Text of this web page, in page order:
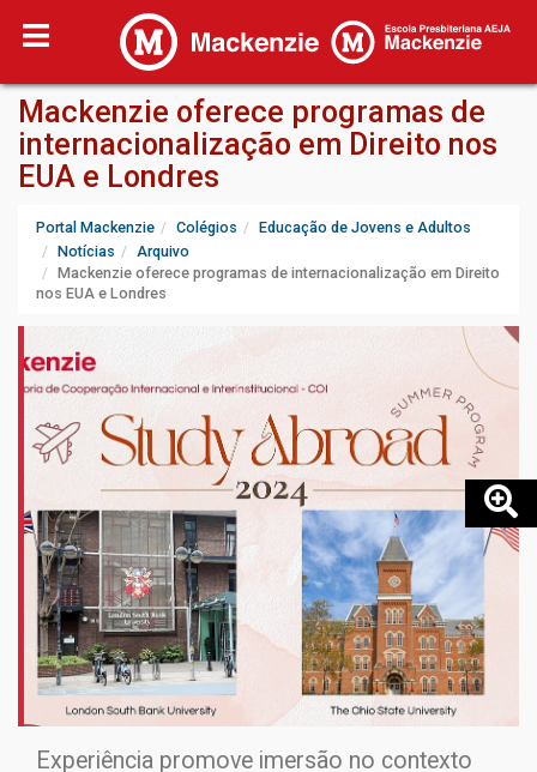
Mackenzie oferece programas de
internacionalização em Direito nos
EUA e Londres
Portal Mackenzie Colégios
Educação de Jovens e Adultos
Notícias
Arquivo
Mackenzie oferece programas de internacionalização em Direito
nos EUA e Londres
Experiência promove imersão no contexto